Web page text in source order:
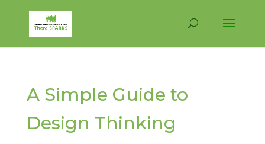
A Simple Guide to
Design Thinking